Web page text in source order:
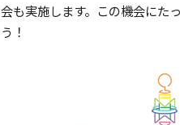
会も実施します。この機会にた
う！